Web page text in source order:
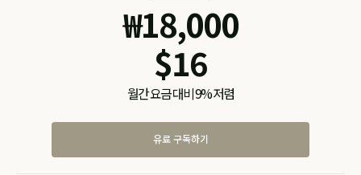
₩18,000
$16
월간 요금 대비 9% 저렴
유료 구독하기